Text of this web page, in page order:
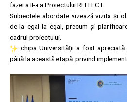
fazei a II-a a Proiectului REFLECT.
Subiectele abordate vizează vizita și
de la egal la egal, precum și
cadrul proiectului.
Echipa Universității a fost
până la această etapă, privind